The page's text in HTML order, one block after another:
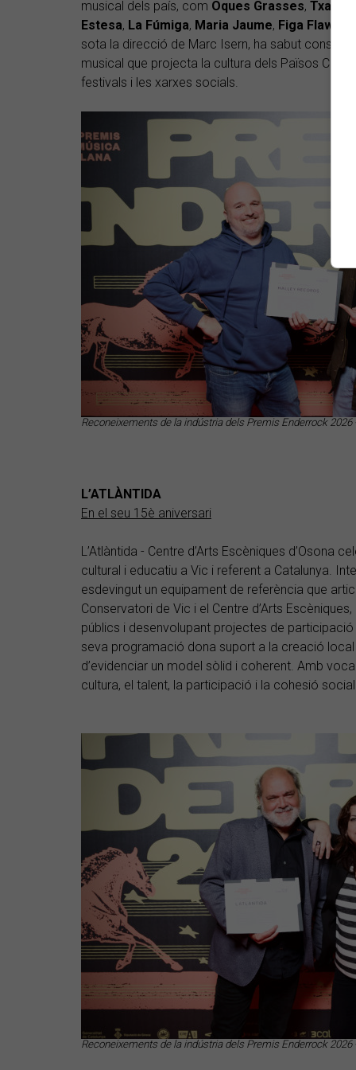
musical dels país, com Oques Grasses,
Estesa, La Fúmiga, Maria Jaume, Figa Flawas
sota la direcció de Marc Isern, ha sabut
musical que projecta la cultura dels Països
festivals i les xarxes socials.
Reconeixements de la indústria dels Premis Enderrock 2026
L’ATLÀNTIDA
En el seu 15è aniversari
L’Atlàntida - Centre d’Arts Escèniques d’Osona
cultural i educatiu a Vic i referent a Catalunya.
esdevingut un equipament de referència que
Conservatori de Vic i el Centre d’Arts
públics i desenvolupant projectes de
seva programació dona suport a la creació
d’evidenciar un model sòlid i coherent. Amb
cultura, el talent, la participació i la cohesió social.
Reconeixements de la indústria dels Premis Enderrock